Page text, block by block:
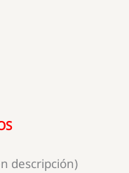
descripción)